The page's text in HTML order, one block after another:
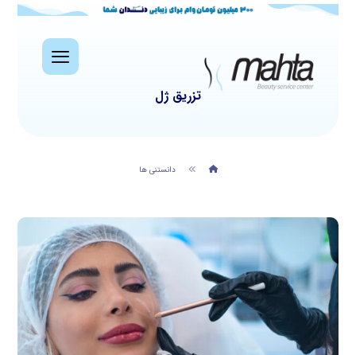
تزریق ژل
دانستنی ها